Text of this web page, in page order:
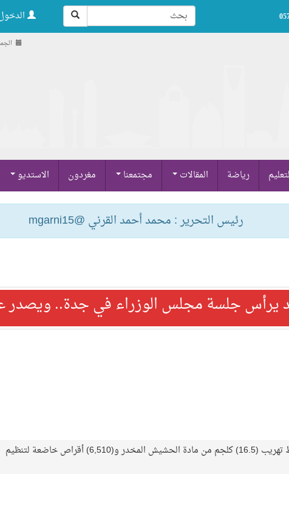
الجمعة ,
رياضة المقالات مجتمعنا مغردون الاستديو
رئيس التحرير : محمد أحمد القرني @mgarni15
يرأس جلسة مجلس الوزراء في جدة.. ويصدر
حرس الحدود بمنطقة جازان يحبط تهريب (16.5) كلجم من مادة الحشيش المخدر و(6,510) أقراص خاضعة لتنظيم